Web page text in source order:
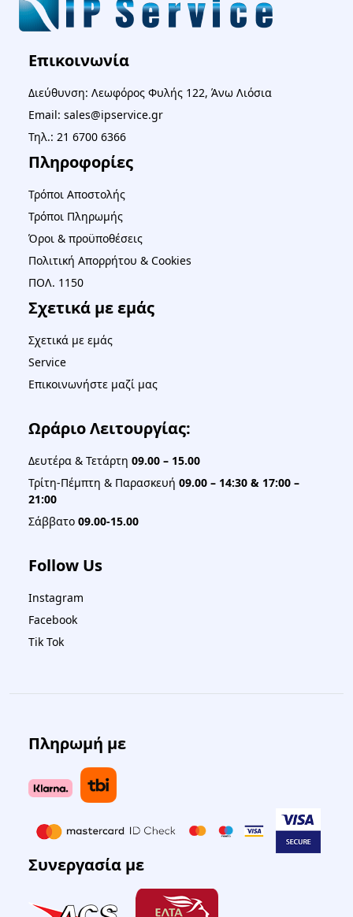
Επικοινωνία
Διεύθυνση: Λεωφόρος Φυλής 122, Άνω Λιόσια
Email: sales@ipservice.gr
Τηλ.: 21 6700 6366
Πληροφορίες
Τρόποι Αποστολής
Τρόποι Πληρωμής
Όροι & προϋποθέσεις
Πολιτική Απορρήτου & Cookies
ΠΟΛ. 1150
Σχετικά με εμάς
Σχετικά με εμάς
Service
Επικοινωνήστε μαζί μας
Ωράριο Λειτουργίας:
Δευτέρα & Τετάρτη 09.00 – 15.00
Τρίτη-Πέμπτη & Παρασκευή 09.00 – 14:30 & 17:00 –
21:00
Σάββατο 09.00-15.00
Follow Us
Instagram
Facebook
Tik Tok
Πληρωμή με
Συνεργασία με